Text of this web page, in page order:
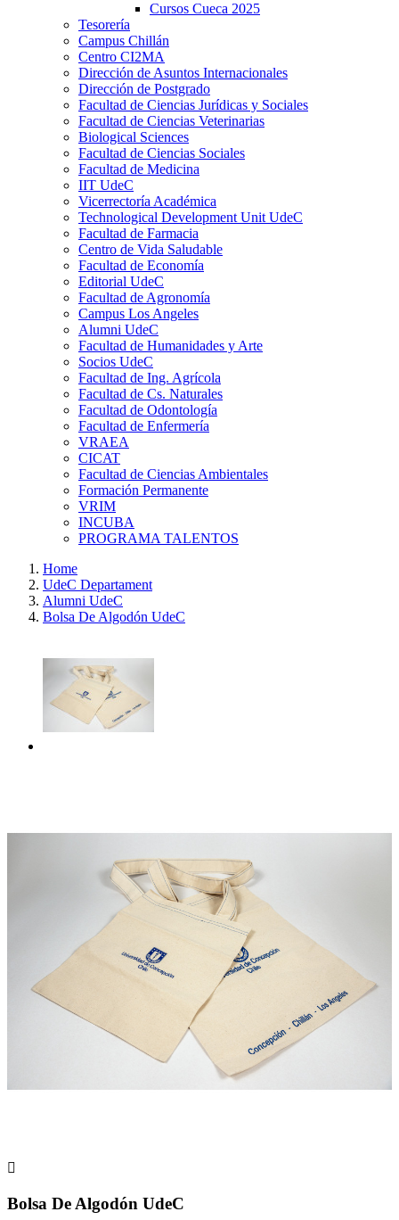
Cursos Cueca 2025
Tesorería
Campus Chillán
Centro CI2MA
Dirección de Asuntos Internacionales
Dirección de Postgrado
Facultad de Ciencias Jurídicas y Sociales
Facultad de Ciencias Veterinarias
Biological Sciences
Facultad de Ciencias Sociales
Facultad de Medicina
IIT UdeC
Vicerrectoría Académica
Technological Development Unit UdeC
Facultad de Farmacia
Centro de Vida Saludable
Facultad de Economía
Editorial UdeC
Facultad de Agronomía
Campus Los Angeles
Alumni UdeC
Facultad de Humanidades y Arte
Socios UdeC
Facultad de Ing. Agrícola
Facultad de Cs. Naturales
Facultad de Odontología
Facultad de Enfermería
VRAEA
CICAT
Facultad de Ciencias Ambientales
Formación Permanente
VRIM
INCUBA
PROGRAMA TALENTOS
Home
UdeC Departament
Alumni UdeC
Bolsa De Algodón UdeC

Bolsa De Algodón UdeC